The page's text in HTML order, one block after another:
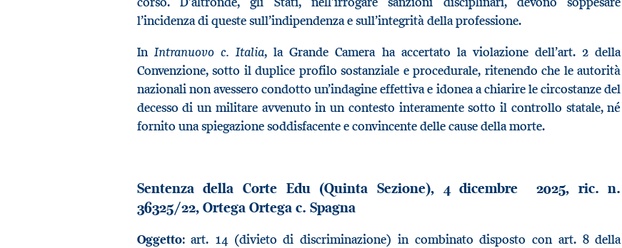
l’incidenza di queste sull’indipendenza e sull’integrità della professione.
InIntranuovo c. Italia, la Grande Camera ha accertato la violazione dell’art. 2 della
Convenzione, sotto il duplice profilo sostanziale e procedurale, ritenendo che le autorità
nazionali non avessero condotto un’indagine effettiva e idonea a chiarire le circostanze del
decesso di un militare avvenuto in un contesto interamente sotto il controllo statale, né
fornito una spiegazione soddisfacente e convincente delle cause della morte.
Sentenza della Corte Edu (Quinta Sezione), 4 dicembre 2025, ric. n.
36325/22, Ortega Ortega c. Spagna
Oggetto: art. 14 (divieto di discriminazione) in combinato disposto con art. 8 della